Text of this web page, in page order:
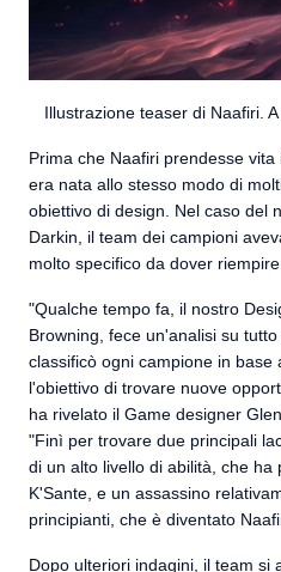
Illustrazione teaser di Naafiri.
Prima che Naafiri prendesse
era nata allo stesso modo di
obiettivo di design. Nel caso del
Darkin, il team dei campioni
molto specifico da dover
"Qualche tempo fa, il nostro
Browning, fece un'analisi su
classificò ogni campione in base
l'obiettivo di trovare nuove
ha rivelato il Game designer
"Finì per trovare due principali
di un alto livello di abilità, che ha
K'Sante, e un assassino
principianti, che è diventato
Dopo ulteriori indagini, il team si